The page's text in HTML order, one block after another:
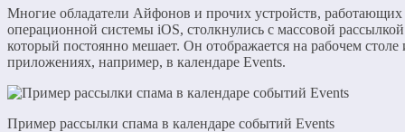
Многие обладатели Айфонов и прочих устройств, работающих
операционной системы iOS, столкнулись с массовой
который постоянно мешает. Он отображается на рабочем столе
приложениях, например, в календаре Events.
Пример рассылки спама в календаре событий Events